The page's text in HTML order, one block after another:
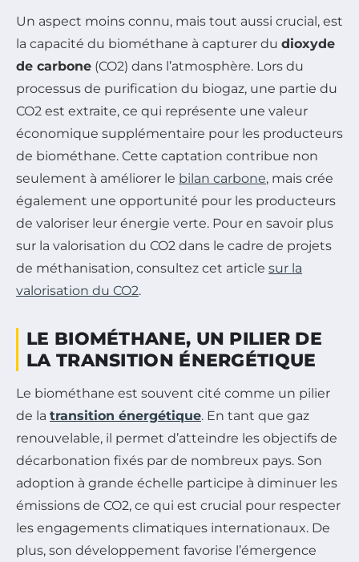
Un aspect moins connu, mais tout aussi crucial, est
la capacité du biométhane à capturer du dioxyde
de carbone (CO2) dans l’atmosphère. Lors du
processus de purification du biogaz, une partie du
CO2 est extraite, ce qui représente une valeur
économique supplémentaire pour les producteurs
de biométhane. Cette captation contribue non
seulement à améliorer le bilan carbone, mais crée
également une opportunité pour les producteurs
de valoriser leur énergie verte. Pour en savoir plus
sur la valorisation du CO2 dans le cadre de projets
de méthanisation, consultez cet article sur la
valorisation du CO2.
LE BIOMÉTHANE, UN PILIER DE
LA TRANSITION ÉNERGÉTIQUE
Le biométhane est souvent cité comme un pilier
de la transition énergétique. En tant que gaz
renouvelable, il permet d’atteindre les objectifs de
décarbonation fixés par de nombreux pays. Son
adoption à grande échelle participe à diminuer les
émissions de CO2, ce qui est crucial pour respecter
les engagements climatiques internationaux. De
plus, son développement favorise l’émergence